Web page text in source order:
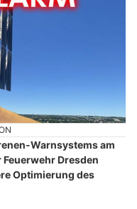
Warnsystems am
Dresden
Optimierung des